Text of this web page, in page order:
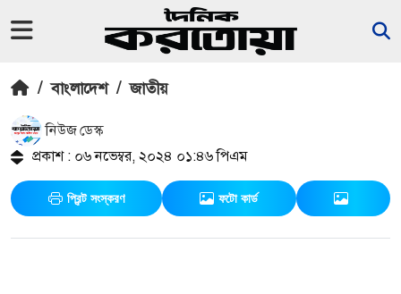
/ বাংলাদেশ / জাতীয়
নিউজ ডেস্ক
প্রকাশ : ০৬ নভেম্বর, ২০২৪ ০১:৪৬ পিএম
প্রিন্ট সংস্করণ ফটো কার্ড